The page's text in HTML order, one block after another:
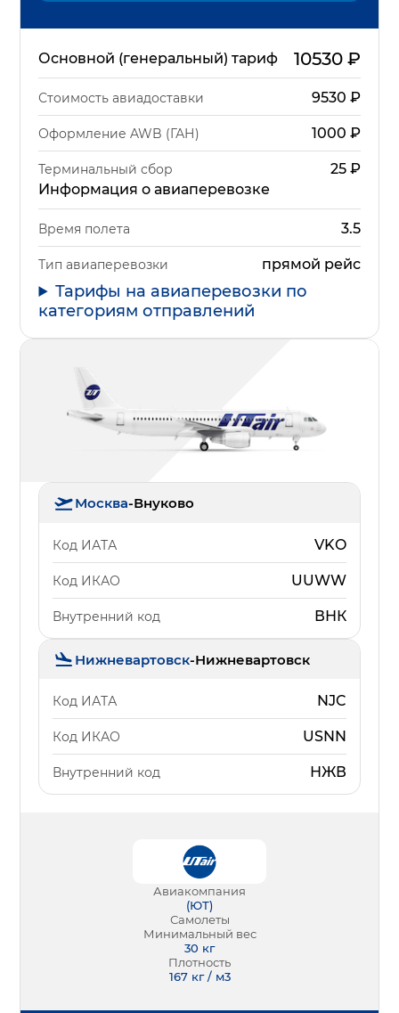
Основной (генеральный) тариф 10530₽
Стоимость авиадоставки 9530 ₽
Оформление AWB (ГАН) 1000 ₽
Терминальный сбор 25₽
Информация о авиаперевозке
Время полета 3.5
Тип авиаперевозки прямой рейс
Тарифы на авиаперевозки по
категориям отправлений
Москва-Внуково
Код ИАТА VKO
Код ИКАО UUWW
Внутренний код ВНК
Нижневартовск-Нижневартовск
Код ИАТА NJC
Код ИКАО USNN
Внутренний код НЖВ
Авиакомпания
(ЮТ)
Самолеты
Минимальный вес
30 кг
Плотность
167 кг / м3